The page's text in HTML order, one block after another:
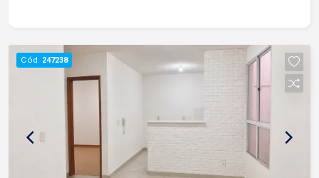
de tudo que fazemos. Todos os dias
construímos laços fortes e indeléveis com
nossos proprietários e clientes. Somos uma
imobiliária que equilibra a tradicionalidade com o
arrojo e a força comercial da atualidade. A Lago é
sua principal imobiliária em Ribeirão Preto!
Cód. 247238